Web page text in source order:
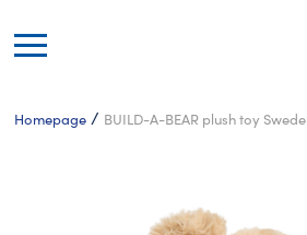
Homepage / BUILD-A-BEAR plush toy